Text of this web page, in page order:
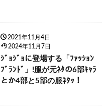
2021年11月4日
2024年11月7日
ｼﾞｮｼﾞｮに登場する「ﾌｧｯｼｮﾝ
ﾌﾞﾗﾝﾄﾞ」!服が元ﾈﾀの6部ｷｬﾗ
とか4部と5部の服ﾈﾀｯ！